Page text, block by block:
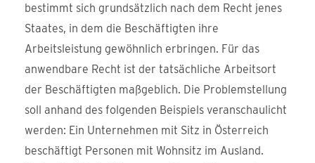
bestimmt sich grundsätzlich nach dem Recht jenes
Staates, in dem die Beschäftigten ihre
Arbeitsleistung gewöhnlich erbringen. Für das
anwendbare Recht ist der tatsächliche Arbeitsort
der Beschäftigten maßgeblich. Die Problemstellung
soll anhand des folgenden Beispiels veranschaulicht
werden: Ein Unternehmen mit Sitz in Österreich
beschäftigt Personen mit Wohnsitz im Ausland.